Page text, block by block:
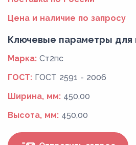
Цена и наличие по запросу
Ключевые параметры для
Марка: Ст2пс
ГОСТ: ГОСТ 2591 - 2006
Ширина, мм: 450,00
Высота, мм: 450,00